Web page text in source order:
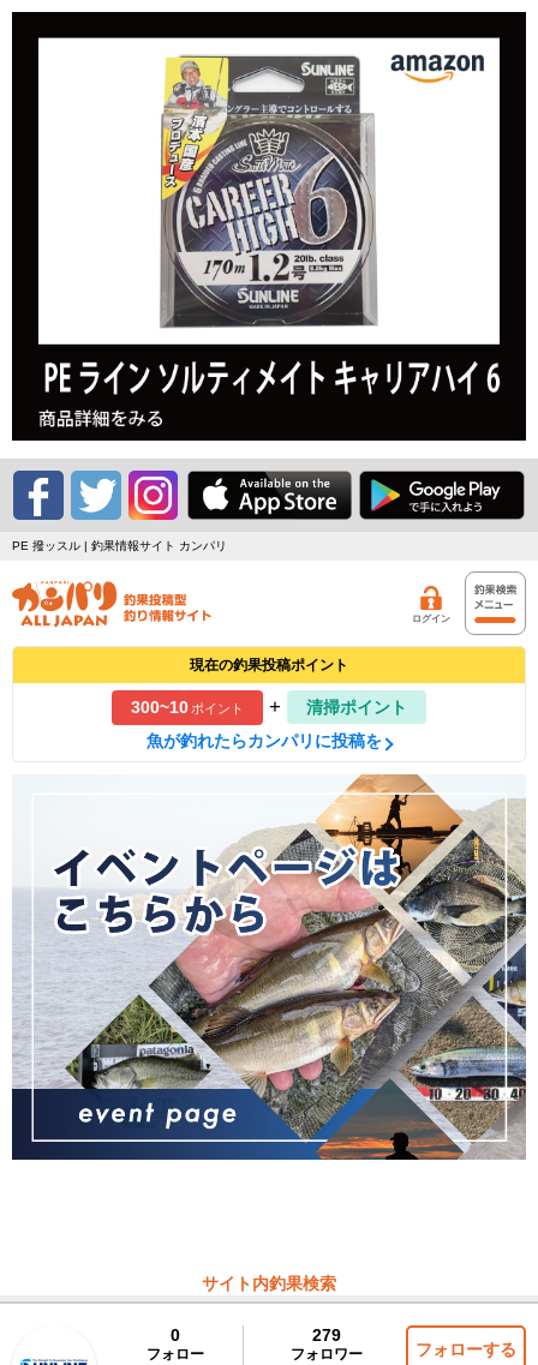
PE 撥ッスル | 釣果情報サイト カンパリ
ログイン
現在の釣果投稿ポイント
300~10ポイント +
清掃ポイント
魚が釣れたらカンパリに投稿を
サイト内釣果検索
0
フォロー
279
フォロワー フォローする